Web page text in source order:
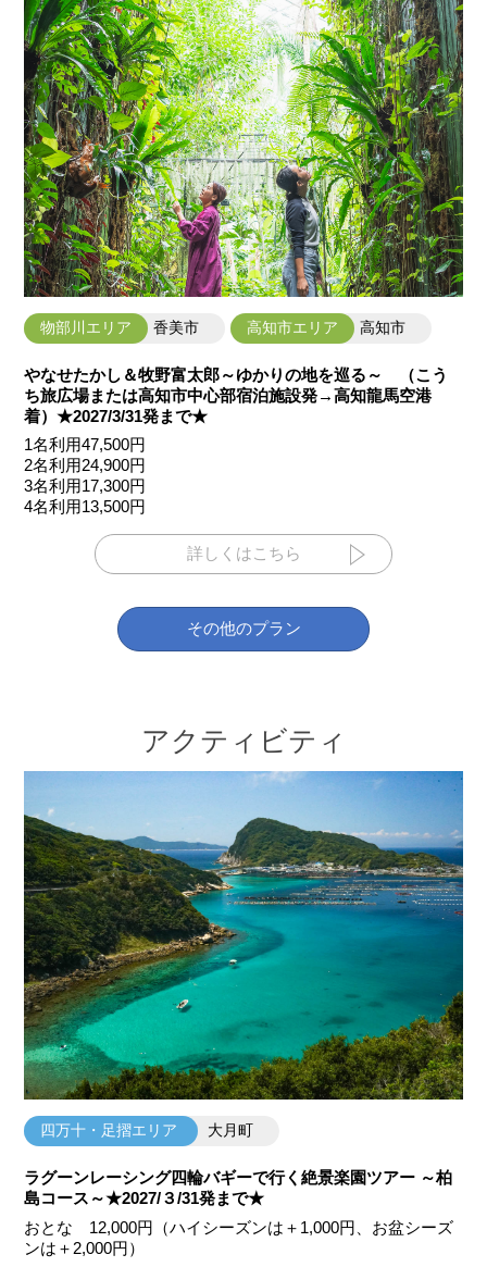
物部川エリア 香美市 高知市エリア 高知市
やなせたかし＆牧野富太郎～ゆかりの地を巡る～ （こう
ち旅広場または高知市中心部宿泊施設発→高知龍馬空港
着）★2027/3/31発まで★
1名利用47,500円
2名利用24,900円
3名利用17,300円
4名利用13,500円
詳しくはこちら
その他のプラン
アクティビティ
四万十・足摺エリア 大月町
ラグーンレーシング四輪バギーで行く絶景楽園ツアー ～柏
島コース～★2027/３/31発まで★
おとな 12,000円（ハイシーズンは＋1,000円、お盆シーズ
ンは＋2,000円）